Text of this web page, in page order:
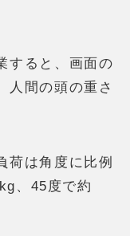
すると、画面の
人間の頭の重さ
荷は角度に比例
、45度で約